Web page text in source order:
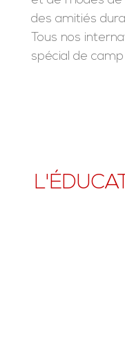
des amitiés
Tous nos
spécial de